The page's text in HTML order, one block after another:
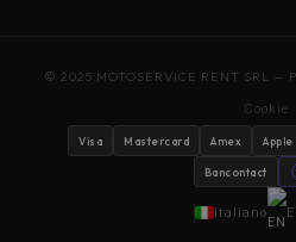
© 2025 MOTOSERVICE RENT SRL —
Cookie
Visa Mastercard Amex Apple
Bancontact
Italiano